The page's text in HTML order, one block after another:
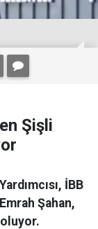
Şişli
İBB
Şahan,
oluyor.